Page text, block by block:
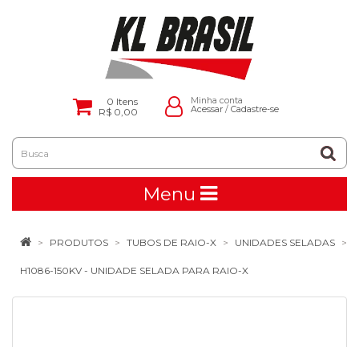
0 Itens
R$ 0,00
Minha conta
Acessar/ Cadastre-se
Menu
PRODUTOS TUBOS DE RAIO-X UNIDADES SELADAS
H1086-150KV - UNIDADE SELADA PARA RAIO-X